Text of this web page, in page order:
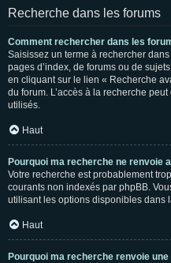
Recherche dans les forums
Comment rechercher dans les
Saisissez un terme à rechercher
pages d’index, de forums ou de
en cliquant sur le lien « Recherche
du forum. L’accès à la recherche
utilisés.
Haut
Pourquoi ma recherche ne renvoie
Votre recherche est probablement
courants non indexés par phpBB.
utilisant les options disponibles dans
Haut
Pourquoi ma recherche renvoie une